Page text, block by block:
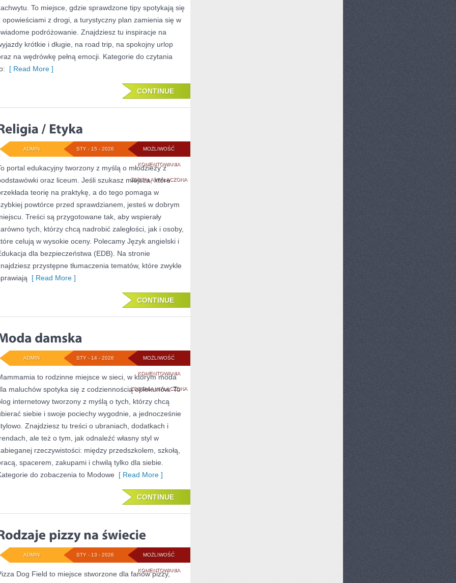
To miejsce, gdzie sprawdzone tipy spotykają się
opowieściami z drogi, a turystyczny plan zamienia się w
podróżowanie. Znajdziesz tu inspiracje na
krótkie i długie, na road trip, na spokojny urlop
na wędrówkę pełną emocji. Kategorie do czytania
[ Read More ]
CONTINUE
MOŻLIWOŚĆ
KOMENTOWANIARELIGIA
/
ETYKA
ZOSTAŁA WYŁĄCZONA
STY - 15 - 2026
ADMIN
portal edukacyjny tworzony z myślą o młodzieży z
oraz liceum. Jeśli szukasz miejsca, które
teorię na praktykę, a do tego pomaga w
powtórce przed sprawdzianem, jesteś w dobrym
Treści są przygotowane tak, aby wspierały
tych, którzy chcą nadrobić zaległości, jak i osoby,
celują w wysokie oceny. Polecamy Język angielski i
dla bezpieczeństwa (EDB). Na stronie
przystępne tłumaczenia tematów, które zwykle
[ Read More ]
CONTINUE
MOŻLIWOŚĆ
KOMENTOWANIAMODA
DAMSKA
ZOSTAŁA WYŁĄCZONA
STY - 14 - 2026
ADMIN
to rodzinne miejsce w sieci, w którym moda
maluchów spotyka się z codziennością opiekunów. To
internetowy tworzony z myślą o tych, którzy chcą
siebie i swoje pociechy wygodnie, a jednocześnie
Znajdziesz tu treści o ubraniach, dodatkach i
ale też o tym, jak odnaleźć własny styl w
rzeczywistości: między przedszkolem, szkołą,
spacerem, zakupami i chwilą tylko dla siebie.
do zobaczenia to Modowe [ Read More ]
CONTINUE
MOŻLIWOŚĆ
KOMENTOWANIARODZAJE
STY - 13 - 2026
ADMIN
Dog Field to miejsce stworzone dla fanów pizzy,